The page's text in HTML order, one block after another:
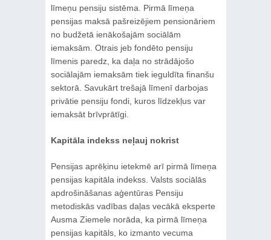
līmeņu pensiju sistēma. Pirmā līmeņa
pensijas maksā pašreizējiem pensionāriem
no budžetā ienākošajām sociālām
iemaksām. Otrais jeb fondēto pensiju
līmenis paredz, ka daļa no strādājošo
sociālajām iemaksām tiek ieguldīta finanšu
sektorā. Savukārt trešajā līmenī darbojas
privātie pensiju fondi, kuros līdzekļus var
iemaksāt brīvprātīgi.
Kapitāla indekss neļauj nokrist
Pensijas aprēķinu ietekmē arī pirmā līmeņa
pensijas kapitāla indekss. Valsts sociālās
apdrošināšanas aģentūras Pensiju
metodiskās vadības daļas vecākā eksperte
Ausma Ziemele norāda, ka pirmā līmeņa
pensijas kapitāls, ko izmanto vecuma